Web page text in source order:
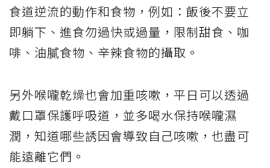
食道逆流的動作和食物，例如：飯後不要立
即躺下、進食勿過快或過量，限制甜食、咖
啡、油膩食物、辛辣食物的攝取。
另外喉嚨乾燥也會加重咳嗽，平日可以透過
戴口罩保護呼吸道，並多喝水保持喉嚨濕
潤，知道哪些誘因會導致自己咳嗽，也盡可
能遠離它們。